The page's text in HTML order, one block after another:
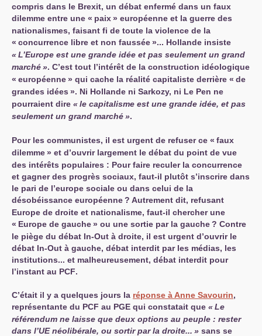
compris dans le Brexit, un débat enfermé dans un faux
dilemme entre une « paix» européenne et la guerre des
nationalismes, faisant fi de toute la violence de la
« concurrence libre et non faussée»... Hollande insiste
«L’Europe est une grande idée et pas seulement un grand
marché». C’est tout l’intérêt de la construction idéologique
« européenne» qui cache la réalité capitaliste derrière « de
grandes idées ». Ni Hollande ni Sarkozy, ni Le Pen ne
pourraient dire «le capitalisme est une grande idée, et pas
seulement un grand marché».
Pour les communistes, il est urgent de refuser ce « faux
dilemme» et d’ouvrir largement le débat du point de vue
des intérêts populaires : Pour faire reculer la concurrence
et gagner des progrès sociaux, faut-il plutôt s’inscrire dans
le pari de l’europe sociale ou dans celui de la
désobéissance européenne? Autrement dit, refusant
Europe de droite et nationalisme, faut-il chercher une
« Europe de gauche» ou une sortie par la gauche? Contre
le piège du débat In-Out à droite, il est urgent d’ouvrir le
débat In-Out à gauche, débat interdit par les médias, les
institutions... et malheureusement, débat interdit pour
l’instant au PCF.
C’était il y a quelques jours la réponse à Anne Savourin,
représentante du PCF au PGE qui constatait que «Le
référendum ne laisse que deux options au peuple : rester
dans l’UEnéolibérale, ou sortir par la droite... » sans se